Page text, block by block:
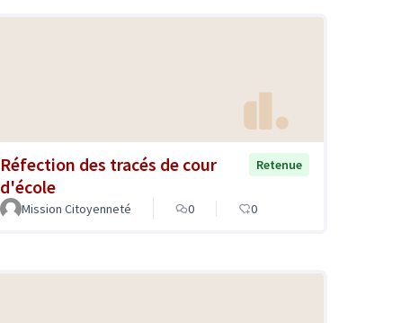
Réfection des tracés de cour
d'école
Retenue
Mission Citoyenneté 0 0